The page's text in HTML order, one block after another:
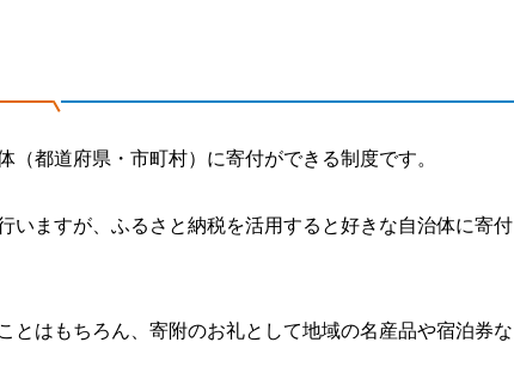
都道府県・市町村）に寄付ができる制度です。
いますが、ふるさと納税を活用すると好きな自治体に寄付
とはもちろん、寄附のお礼として地域の名産品や宿泊券な